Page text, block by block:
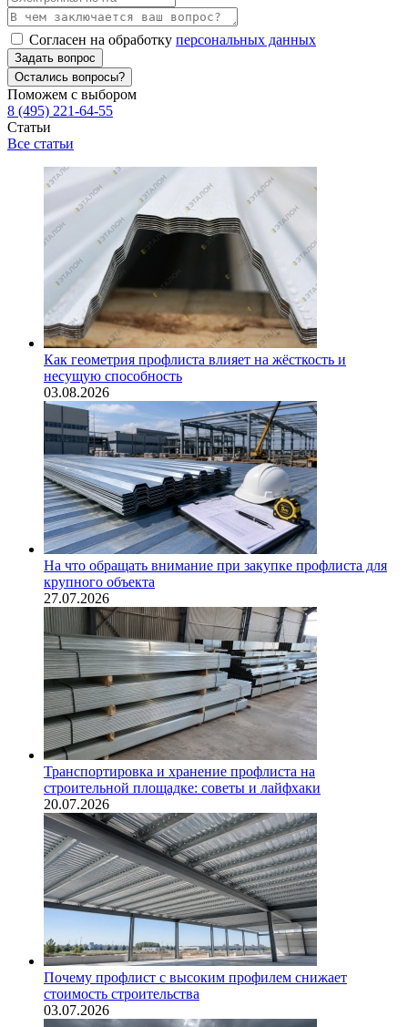
Согласен на обработку персональных данных
Задать вопрос
Остались вопросы?
Поможем с выбором
8 (495) 221-64-55
Статьи
Все статьи
Как геометрия профлиста влияет на жёсткость и
несущую способность
03.08.2026
На что обращать внимание при закупке профлиста для
крупного объекта
27.07.2026
Транспортировка и хранение профлиста на
строительной площадке: советы и лайфхаки
20.07.2026
Почему профлист с высоким профилем снижает
стоимость строительства
03.07.2026